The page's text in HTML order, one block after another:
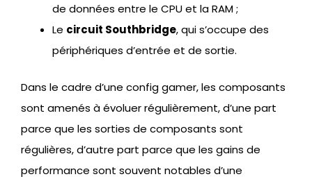
de données entre le CPU et la RAM ;
Le circuit Southbridge, qui s’occupe des
périphériques d’entrée et de sortie.
Dans le cadre d’une config gamer, les composants
sont amenés à évoluer régulièrement, d’une part
parce que les sorties de composants sont
régulières, d’autre part parce que les gains de
performance sont souvent notables d’une